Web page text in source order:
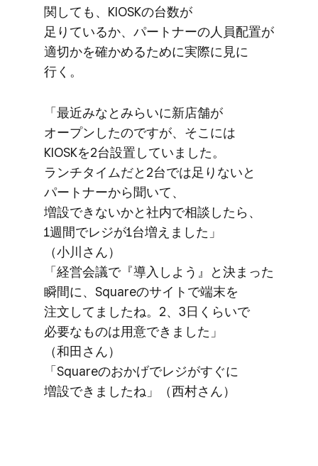
関しても、​KIOSKの​台数が​
足りているか、​パートナーの​人員配置が​
適切かを​確かめる​ために​実際に​見に​
行く。
「最近みなと​みらいに​新店舗が​
オープンしたのですが、​そこには​
KIOSKを​2台設置していました。​
ランチタイムだと​2台では​足りないと​
パートナーから​聞いて、​
増設できないかと​社内で​相談したら、​
1週間で​レジが​1台増えました」​
（小川さん）
​「経営会議で​『導入しよう』と​決まった​
瞬間に、​Squareの​サイトで​端末を​
注文してましたね。​2、​3日くらいで​
必要な​ものは​用意できました」​
（和田さん）
​「Squareの​おかげで​レジが​すぐに​
増設できましたね」​（西村さん）